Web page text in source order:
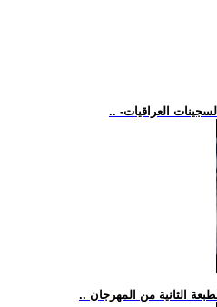
العراقيات
الثانية من المهرجان